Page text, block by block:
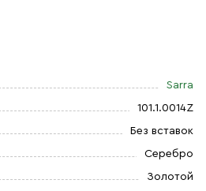
Sarra
101.1.0014Z
Без вставок
Серебро
Золотой